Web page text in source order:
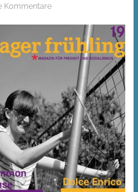
Kommentare